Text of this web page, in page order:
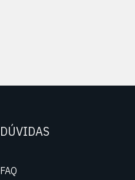
DÚVIDAS
FAQ